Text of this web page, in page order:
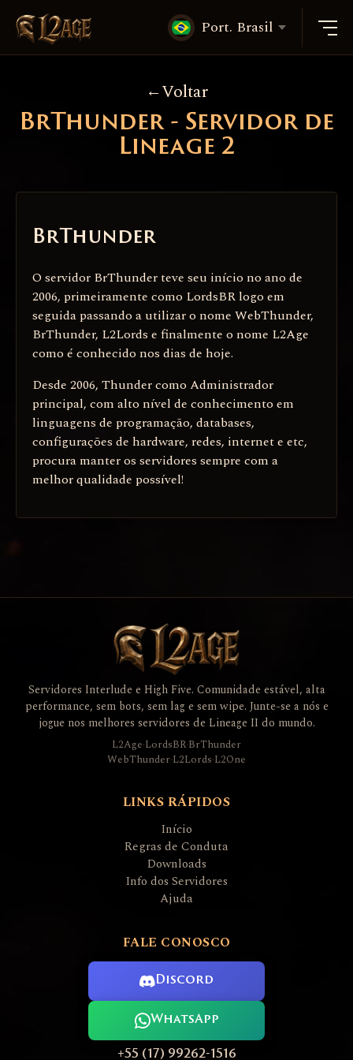
Port. Brasil
Voltar
BrThunder - Servidor de
Lineage 2
BrThunder
O servidor BrThunder teve seu início no ano de
2006, primeiramente como LordsBR logo em
seguida passando a utilizar o nome WebThunder,
BrThunder, L2Lords e finalmente o nome L2Age
como é conhecido nos dias de hoje.
Desde 2006, Thunder como Administrador
principal, com alto nível de conhecimento em
linguagens de programação, databases,
configurações de hardware, redes, internet e etc,
procura manter os servidores sempre com a
melhor qualidade possível!
Servidores Interlude e High Five. Comunidade estável, alta
performance, sem bots, sem lag e sem wipe. Junte-se a nós e
jogue nos melhores servidores de Lineage II do mundo.
L2Age·LordsBR·BrThunder
WebThunder·L2Lords·L2One
LINKS RÁPIDOS
Início
Regras de Conduta
Downloads
Info dos Servidores
Ajuda
FALE CONOSCO
Discord
WhatsApp
+55 (17) 99262-1516